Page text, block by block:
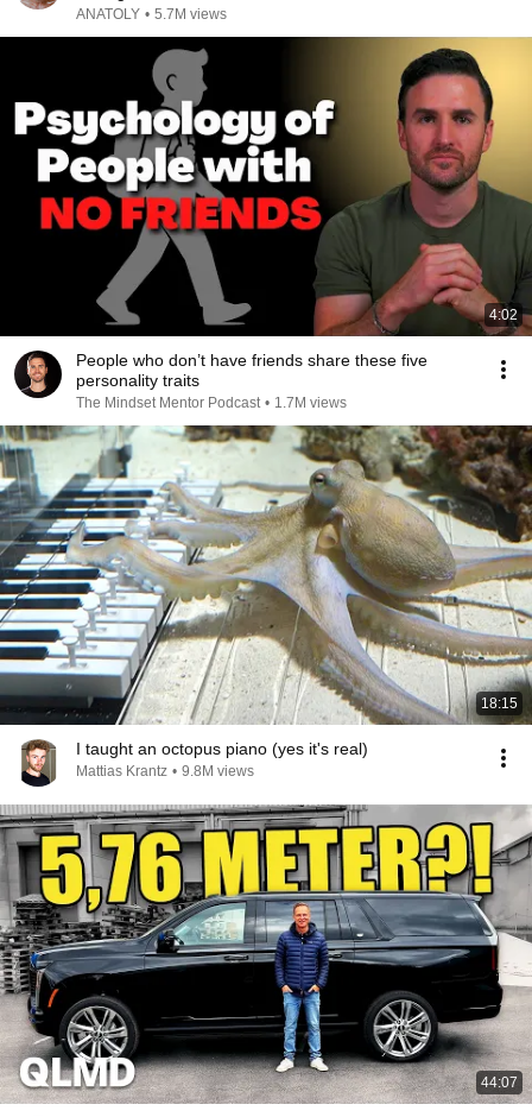
ANATOLY • 5.7M views
4:02
People who don’t have friends share these five
personality traits
The Mindset Mentor Podcast • 1.7M views
18:15
I taught an octopus piano (yes it's real)
Mattias Krantz • 9.8M views
44:07